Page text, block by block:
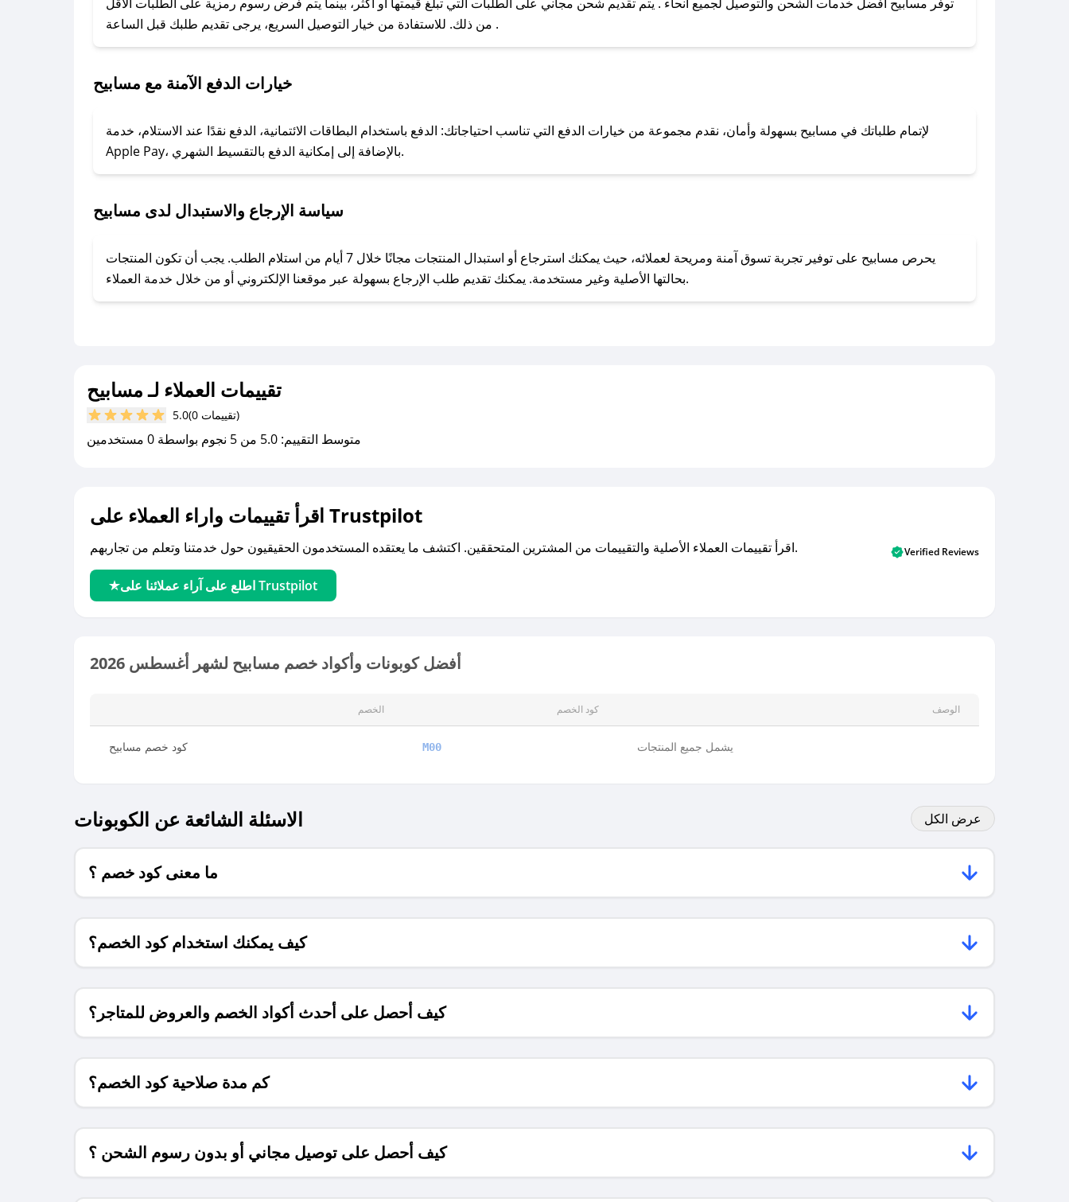
لا تقلق! يمكنك التواصل مع فريق دعم صحصح عبر الرسائل الخاصة على تويتر أو البريد الإلكتروني، وسنقوم بحل المشكلة في أسرع وقت ممكن.
### ماذا أفعل إذا لم أجد كود خصم لمتجري المفضل؟
للحصول على كوبونات وخصومات حصرية، قم بما يلي:
- اضغط على أيقونة متابعة لمتجر مسابيح في تطبيق صحصح.
- تابع حسابنا الرسمي على تويتر وقم بتفعيل زر التنبيهات.
من ذلك. للاستفادة من خيار التوصيل السريع، يرجى تقديم طلبك قبل الساعة .
خيارات الدفع الآمنة مع مسابيح
لإتمام طلباتك في مسابيح بسهولة وأمان، نقدم مجموعة من خيارات الدفع التي تناسب احتياجاتك: الدفع باستخدام البطاقات الائتمانية، الدفع نقدًا عند الاستلام، خدمة
Apple Pay، بالإضافة إلى إمكانية الدفع بالتقسيط الشهري.
سياسة الإرجاع والاستبدال لدى مسابيح
يحرص مسابيح على توفير تجربة تسوق آمنة ومريحة لعملائه، حيث يمكنك استرجاع أو استبدال المنتجات مجانًا خلال 7 أيام من استلام الطلب. يجب أن تكون المنتجات
بحالتها الأصلية وغير مستخدمة. يمكنك تقديم طلب الإرجاع بسهولة عبر موقعنا الإلكتروني أو من خلال خدمة العملاء.
تقييمات العملاء لـ مسابيح
5.0 (0 تقييمات)
متوسط التقييم: 5.0 من 5 نجوم بواسطة 0 مستخدمين
اقرأ تقييمات واراء العملاء على Trustpilot
اقرأ تقييمات العملاء الأصلية والتقييمات من المشترين المتحققين. اكتشف ما يعتقده المستخدمون الحقيقيون حول خدمتنا وتعلم من تجاربهم.
اطلع على آراء عملائنا على Trustpilot
Verified Reviews
أفضل كوبونات وأكواد خصم مسابيح لشهر أغسطس 2026
الخصم كود الخصم الوصف
كود خصم مسابيح M00 يشمل جميع المنتجات
الاسئلة الشائعة عن الكوبونات عرض الكل
ما معنى كود خصم ؟
كيف يمكنك استخدام كود الخصم؟
كيف أحصل على أحدث أكواد الخصم والعروض للمتاجر؟
كم مدة صلاحية كود الخصم؟
كيف أحصل على توصيل مجاني أو بدون رسوم الشحن ؟